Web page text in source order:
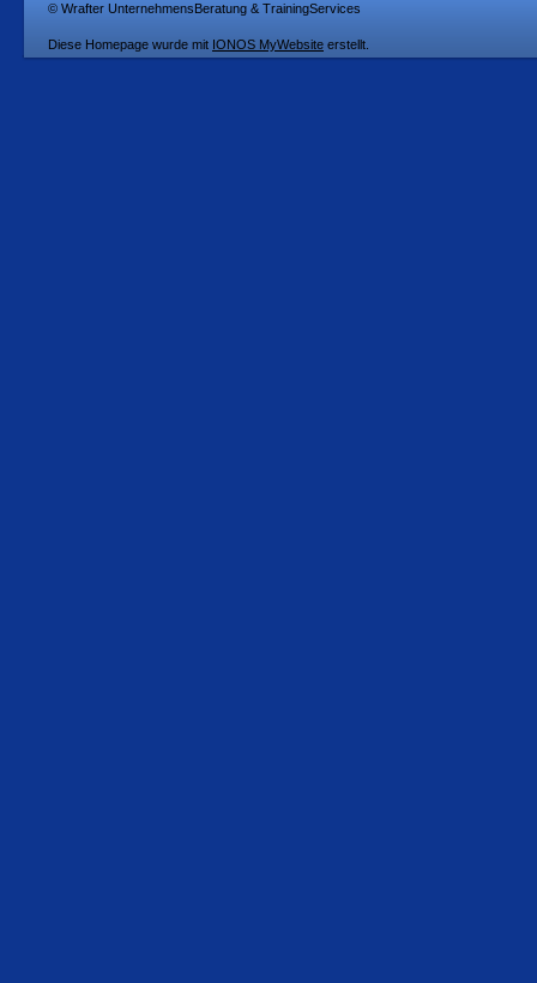
© Wrafter UnternehmensBeratung & TrainingServices
Diese Homepage wurde mit IONOS MyWebsite erstellt.